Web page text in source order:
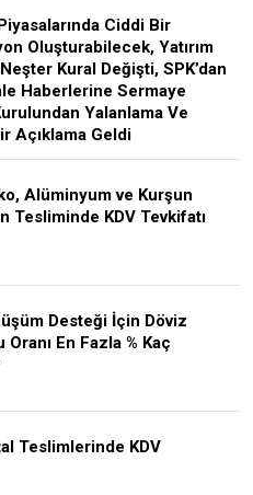
Ciddi Bir
Oluşturabilecek, Yatırım
Kural Değişti, SPK’dan
Haberlerine Sermaye
Yalanlama Ve
Açıklama Geldi
Alüminyum ve Kurşun
Tesliminde KDV Tevkifatı
Desteği İçin Döviz
En Fazla % Kaç
Teslimlerinde KDV